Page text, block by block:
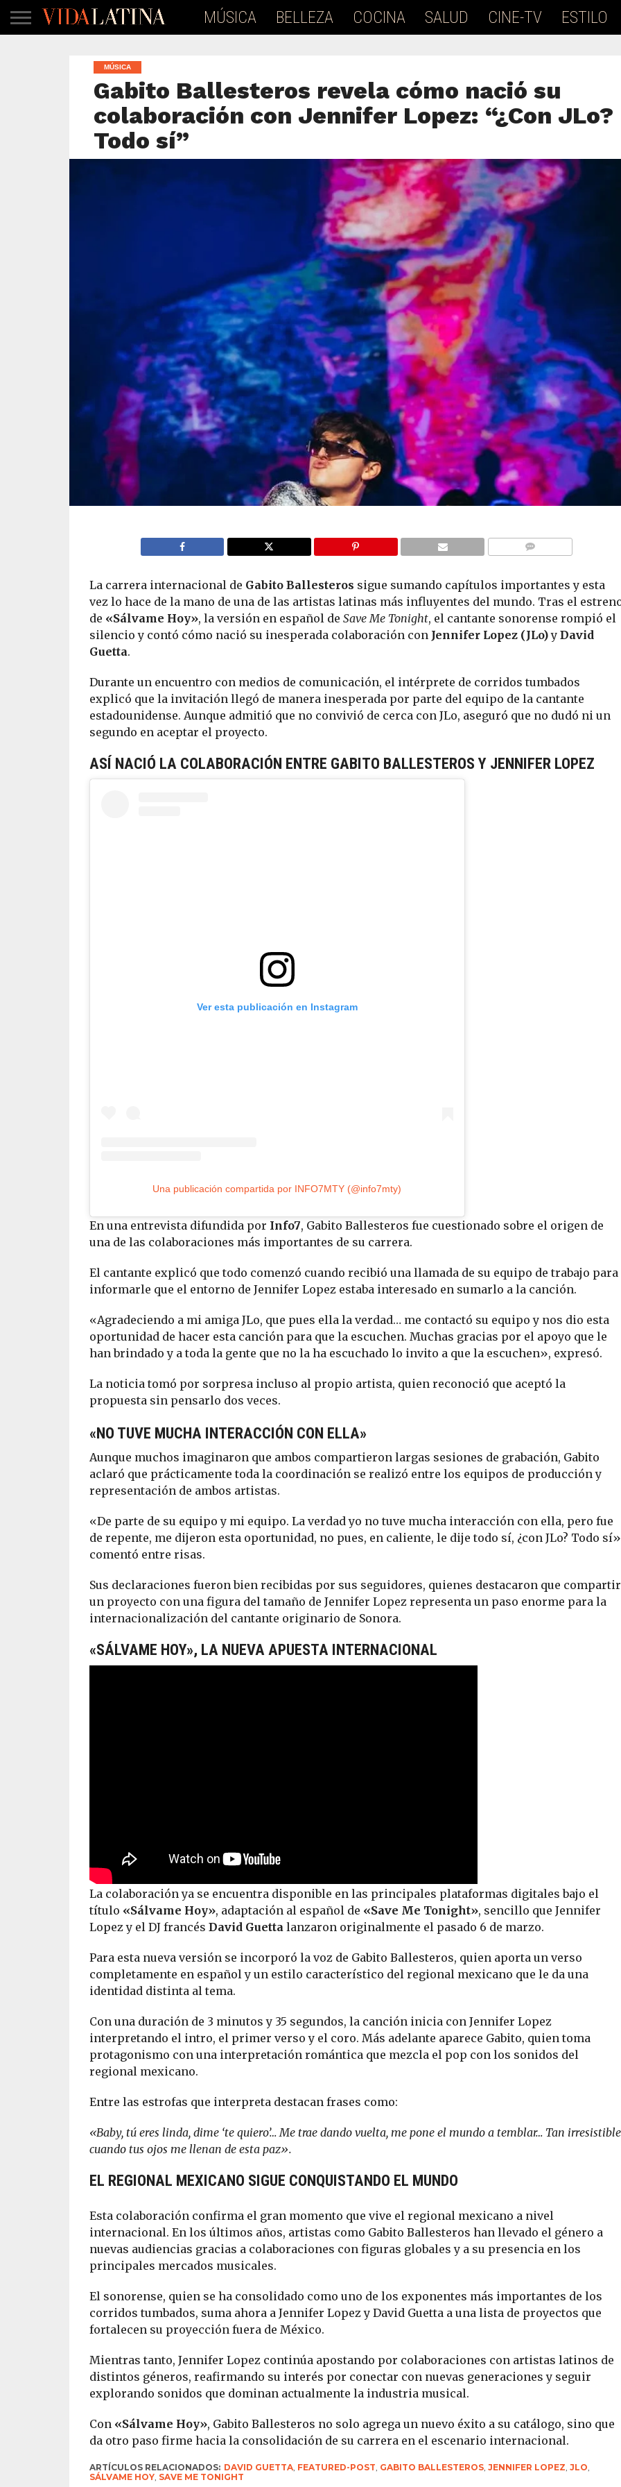
MÚSICA BELLEZA COCINA SALUD CINE-TV ESTILO
MÚSICA
Gabito Ballesteros revela cómo nació su
colaboración con Jennifer Lopez: “¿Con JLo?
Todo sí”
La carrera internacional de Gabito Ballesteros sigue sumando capítulos importantes y esta
vez lo hace de la mano de una de las artistas latinas más influyentes del mundo. Tras el
de «Sálvame Hoy», la versión en español de Save Me Tonight, el cantante sonorense rompió el
silencio y contó cómo nació su inesperada colaboración con Jennifer Lopez (JLo)y David
Guetta.
Durante un encuentro con medios de comunicación, el intérprete de corridos tumbados
explicó que la invitación llegó de manera inesperada por parte del equipo de la cantante
estadounidense. Aunque admitió que no convivió de cerca con JLo, aseguró que no dudó ni un
segundo en aceptar el proyecto.
ASÍ NACIÓ LA COLABORACIÓN ENTRE GABITO BALLESTEROS Y JENNIFER LOPEZ
Ver esta publicación en Instagram
Una publicación compartida por INFO7MTY (@info7mty)
En una entrevista difundida por Info7, Gabito Ballesteros fue cuestionado sobre el origen de
una de las colaboraciones más importantes de su carrera.
El cantante explicó que todo comenzó cuando recibió una llamada de su equipo de trabajo para
informarle que el entorno de Jennifer Lopez estaba interesado en sumarlo a la canción.
«Agradeciendo a mi amiga JLo, que pues ella la verdad… me contactó su equipo y nos dio esta
oportunidad de hacer esta canción para que la escuchen. Muchas gracias por el apoyo que le
han brindado y a toda la gente que no la ha escuchado lo invito a que la escuchen», expresó.
La noticia tomó por sorpresa incluso al propio artista, quien reconoció que aceptó la
propuesta sin pensarlo dos veces.
«NO TUVE MUCHA INTERACCIÓN CON ELLA»
Aunque muchos imaginaron que ambos compartieron largas sesiones de grabación, Gabito
aclaró que prácticamente toda la coordinación se realizó entre los equipos de producción y
representación de ambos artistas.
«De parte de su equipo y mi equipo. La verdad yo no tuve mucha interacción con ella, pero fue
de repente, me dijeron esta oportunidad, no pues, en caliente, le dije todo sí, ¿con JLo? Todo
comentó entre risas.
Sus declaraciones fueron bien recibidas por sus seguidores, quienes destacaron que compartir
un proyecto con una figura del tamaño de Jennifer Lopez representa un paso enorme para la
internacionalización del cantante originario de Sonora.
«SÁLVAME HOY», LA NUEVA APUESTA INTERNACIONAL
La colaboración ya se encuentra disponible en las principales plataformas digitales bajo el
título «Sálvame Hoy», adaptación al español de «Save Me Tonight», sencillo que Jennifer
Lopez y el DJ francés David Guetta lanzaron originalmente el pasado 6 de marzo.
Para esta nueva versión se incorporó la voz de Gabito Ballesteros, quien aporta un verso
completamente en español y un estilo característico del regional mexicano que le da una
identidad distinta al tema.
Con una duración de 3 minutos y 35 segundos, la canción inicia con Jennifer Lopez
interpretando el intro, el primer verso y el coro. Más adelante aparece Gabito, quien toma
protagonismo con una interpretación romántica que mezcla el pop con los sonidos del
regional mexicano.
Entre las estrofas que interpreta destacan frases como:
«Baby, tú eres linda, dime ‘te quiero’… Me trae dando vuelta, me pone el mundo a temblar… Tan irresistible
cuando tus ojos me llenan de esta paz».
EL REGIONAL MEXICANO SIGUE CONQUISTANDO EL MUNDO
Esta colaboración confirma el gran momento que vive el regional mexicano a nivel
internacional. En los últimos años, artistas como Gabito Ballesteros han llevado el género a
nuevas audiencias gracias a colaboraciones con figuras globales y a su presencia en los
principales mercados musicales.
El sonorense, quien se ha consolidado como uno de los exponentes más importantes de los
corridos tumbados, suma ahora a Jennifer Lopez y David Guetta a una lista de proyectos que
fortalecen su proyección fuera de México.
Mientras tanto, Jennifer Lopez continúa apostando por colaboraciones con artistas latinos de
distintos géneros, reafirmando su interés por conectar con nuevas generaciones y seguir
explorando sonidos que dominan actualmente la industria musical.
Con «Sálvame Hoy», Gabito Ballesteros no solo agrega un nuevo éxito a su catálogo, sino que
da otro paso firme hacia la consolidación de su carrera en el escenario internacional.
ARTÍCULOS RELACIONADOS: DAVID GUETTA, FEATURED-POST GABITO BALLESTEROS, JENNIFER LOPEZ JLO
SÁLVAME HOY, SAVE ME TONIGHT